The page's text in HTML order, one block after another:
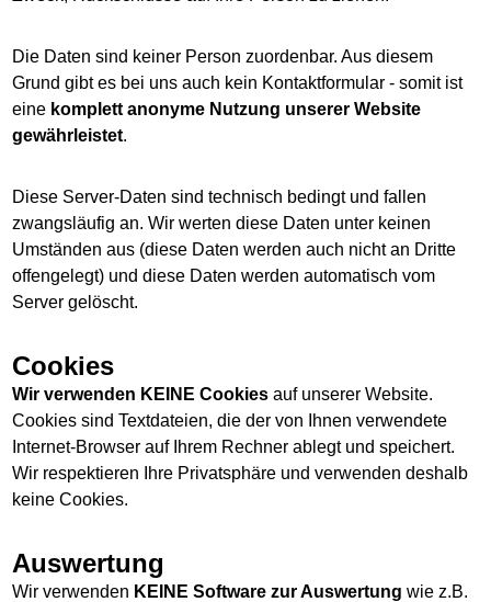
Die Daten sind keiner Person zuordenbar. Aus diesem
Grund gibt es bei uns auch kein Kontaktformular - somit ist
eine komplett anonyme Nutzung unserer Website
gewährleistet.
Diese Server-Daten sind technisch bedingt und fallen
zwangsläufig an. Wir werten diese Daten unter keinen
Umständen aus (diese Daten werden auch nicht an Dritte
offengelegt) und diese Daten werden automatisch vom
Server gelöscht.
Cookies
Wir verwenden KEINE Cookies auf unserer Website.
Cookies sind Textdateien, die der von Ihnen verwendete
Internet-Browser auf Ihrem Rechner ablegt und speichert.
Wir respektieren Ihre Privatsphäre und verwenden deshalb
keine Cookies.
Auswertung
Wir verwenden KEINE Software zur Auswertung wie z.B.